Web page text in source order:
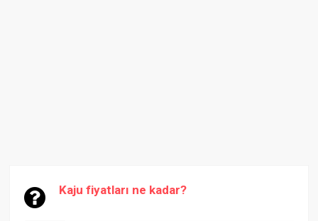
Kaju fiyatları ne kadar?